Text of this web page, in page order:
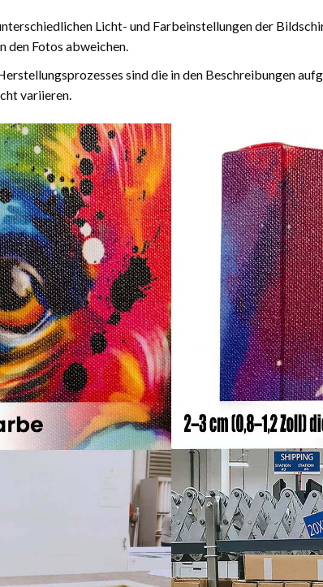
Licht- und Farbeinstellungen der
den Fotos abweichen.
sind die in den Beschreibungen
variieren.